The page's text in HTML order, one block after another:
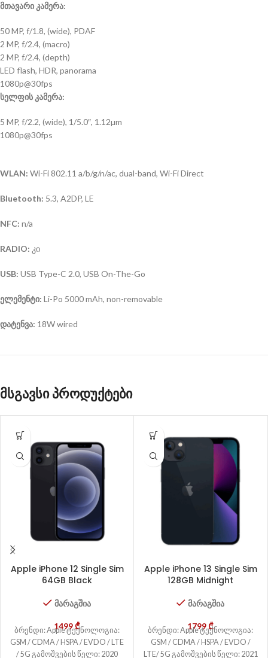
მთავარი კამერა:
50 MP, f/1.8, (wide), PDAF
2 MP, f/2.4, (macro)
2 MP, f/2.4, (depth)
LED flash, HDR, panorama
1080p@30fps
სელფის კამერა:
5 MP, f/2.2, (wide), 1/5.0″, 1.12µm
1080p@30fps
WLAN: Wi-Fi 802.11 a/b/g/n/ac, dual-band, Wi-Fi Direct
Bluetooth: 5.3, A2DP, LE
NFC: n/a
RADIO: კი
USB: USB Type-C 2.0, USB On-The-Go
ელემენტი: Li-Po 5000 mAh, non-removable
დატენვა: 18W wired
მსგავსი პროდუქტები
Apple iPhone 12 Single Sim
64GB Black
მარაგშია
1499₾
ბრენდი: Apple ტექნოლოგია:
GSM / CDMA / HSPA / EVDO / LTE
/ 5G გამოშვების წელი: 2020
Apple iPhone 13 Single Sim
128GB Midnight
მარაგშია
1799₾
ბრენდი: Apple ტექნოლოგია:
GSM / CDMA / HSPA / EVDO /
LTE/ 5G გამოშვების წელი: 2021